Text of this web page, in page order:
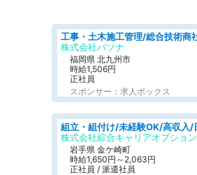
株式会社パソナ
福岡県 北九州市
時給1,506円
正社員
スポンサー：求人ボックス
株式会社綜合キャリアオプション
岩手県 金ケ崎町
時給1,650円～2,063円
正社員 / 派遣社員